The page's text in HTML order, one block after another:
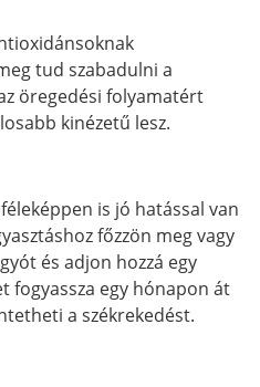
tud szabadulni a
öregedési folyamatért
kinézetű lesz.
is jó hatással van
főzzön meg vagy
és adjon hozzá egy
fogyassza egy hónapon át
a székrekedést.